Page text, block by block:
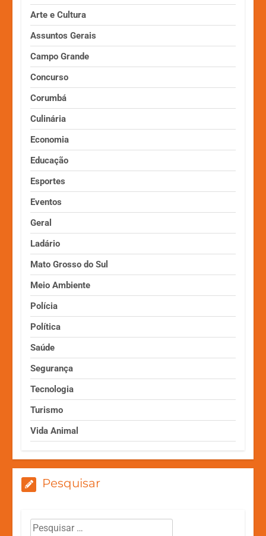
Arte e Cultura
Assuntos Gerais
Campo Grande
Concurso
Corumbá
Culinária
Economia
Educação
Esportes
Eventos
Geral
Ladário
Mato Grosso do Sul
Meio Ambiente
Polícia
Política
Saúde
Segurança
Tecnologia
Turismo
Vida Animal
Pesquisar